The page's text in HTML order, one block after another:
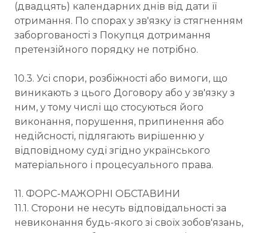
(двадцять) календарних днів від дати її
отримання. По спорах у зв'язку із стягненням
заборгованості з Покупця дотримання
претензійного порядку не потрібно.
10.3. Усі спори, розбіжності або вимоги, що
виникають з цього Договору або у зв'язку з
ним, у тому числі що стосуються його
виконання, порушення, припинення або
недійсності, підлягають вирішенню у
відповідному суді згідно українського
матеріального і процесуального права.
11. ФОРС-МАЖОРНІ ОБСТАВИНИ
11.1. Сторони не несуть відповідальності за
невиконання будь-якого зі своїх зобов'язань,